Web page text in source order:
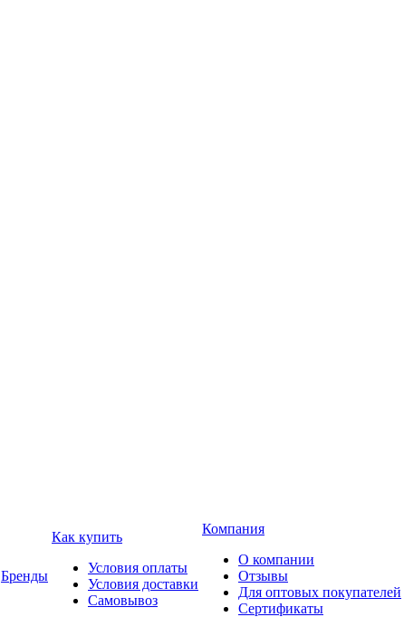
Бренды
Как купить
Условия оплаты
Условия доставки
Самовывоз
Компания
О компании
Отзывы
Для оптовых покупателей
Сертификаты